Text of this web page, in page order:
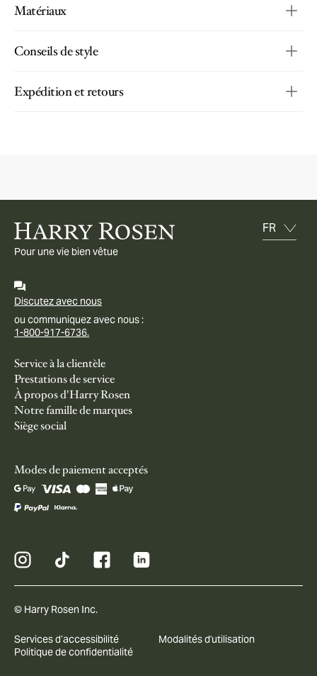
Matériaux
Conseils de style
Expédition et retours
Pour une vie bien vêtue
Discutez avec nous
ou communiquez avec nous :
1-800-917-6736.
Service à la clientèle
Prestations de service
À propos d'Harry Rosen
Notre famille de marques
Siège social
Modes de paiement acceptés
© Harry Rosen Inc.
Services d’accessibilité
Modalités d'utilisation
Politique de confidentialité